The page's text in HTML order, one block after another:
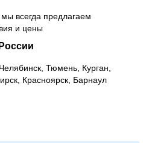
всегда предлагаем
и цены
Тюмень, Курган,
Красноярск, Барнаул